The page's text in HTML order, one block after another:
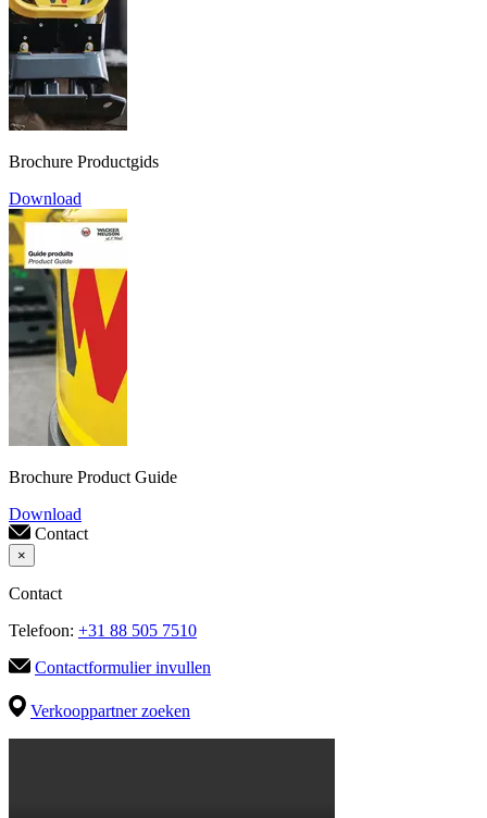
Brochure Productgids
Download
Brochure Product Guide
Download
Contact
×
Contact
Telefoon: +31 88 505 7510
Contactformulier invullen
Verkooppartner zoeken